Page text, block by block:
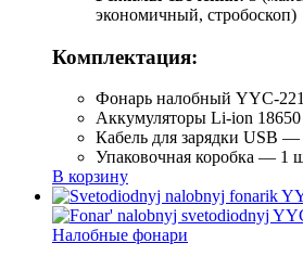
экономичный, стробоскоп)
Комплектация:
Фонарь налобный YYC-
Аккумуляторы Li-ion
Кабель для зарядки USB
Упаковочная коробка — 1
В корзину
Налобные фонари